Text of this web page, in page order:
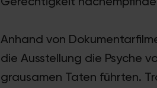
Anhand von
die Ausstellung die Psyche
grausamen Taten führten.